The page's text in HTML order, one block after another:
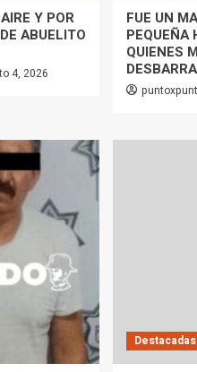
Y POR
ABUELITO
4, 2026
FUE UN
PEQUEÑA
QUIENES
Destacadas